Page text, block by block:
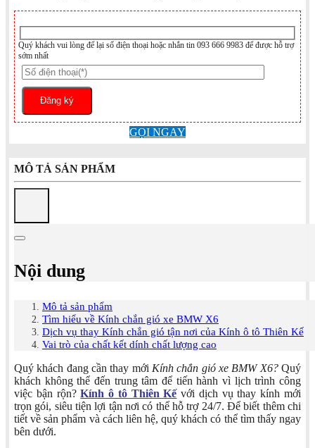
Quý khách vui lòng để lại số điện thoại hoặc nhắn tin 093 666 9983 để được hỗ trợ
sớm nhất
GỌI NGAY
MÔ TẢ SẢN PHẨM
Nội dung
Mô tả sản phẩm
Tìm hiểu về Kính chắn gió xe BMW X6
Dịch vụ thay Kính chắn gió tận nơi của Kính ô tô Thiên Kế
Vai trò của chất kết dính chất lượng cao
Quý khách đang cần thay mới Kính chắn gió xe BMW X6?Quý
khách không thể đến trung tâm để tiến hành vì lịch trình công
việc bận rộn?Kính ô tô Thiên Kếvới dịch vụ thay kính mới
trọn gói, siêu tiện lợi tận nơi có thể hỗ trợ 24/7. Để biết thêm chi
tiết về sản phẩm và cách liên hệ, quý khách có thể tìm thấy ngay
bên dưới.